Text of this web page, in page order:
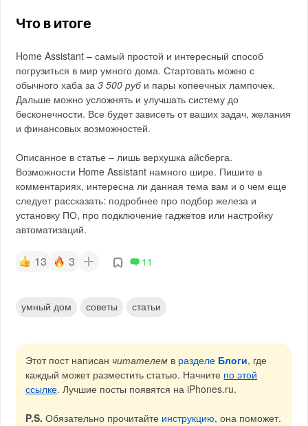
Что в итоге
Home Assistant – самый простой и интересный способ
погрузиться в мир умного дома. Стартовать можно с
обычного хаба за3 500 руби пары копеечных лампочек.
Дальше можно усложнять и улучшать систему до
бесконечности. Все будет зависеть от ваших задач, желания
и финансовых возможностей.
Описанное в статье – лишь верхушка айсберга.
Возможности Home Assistant намного шире. Пишите в
комментариях, интересна ли данная тема вам и о чем еще
следует рассказать: подробнее про подбор железа и
установку ПО, про подключение гаджетов или настройку
автоматизаций.
13 3 11
умный дом советы статьи
Этот пост написан читателем в разделе Блоги, где
каждый может разместить статью. Начните по этой
ссылке. Лучшие посты появятся на iPhones.ru.
P.S. Обязательно прочитайте инструкцию, она поможет.